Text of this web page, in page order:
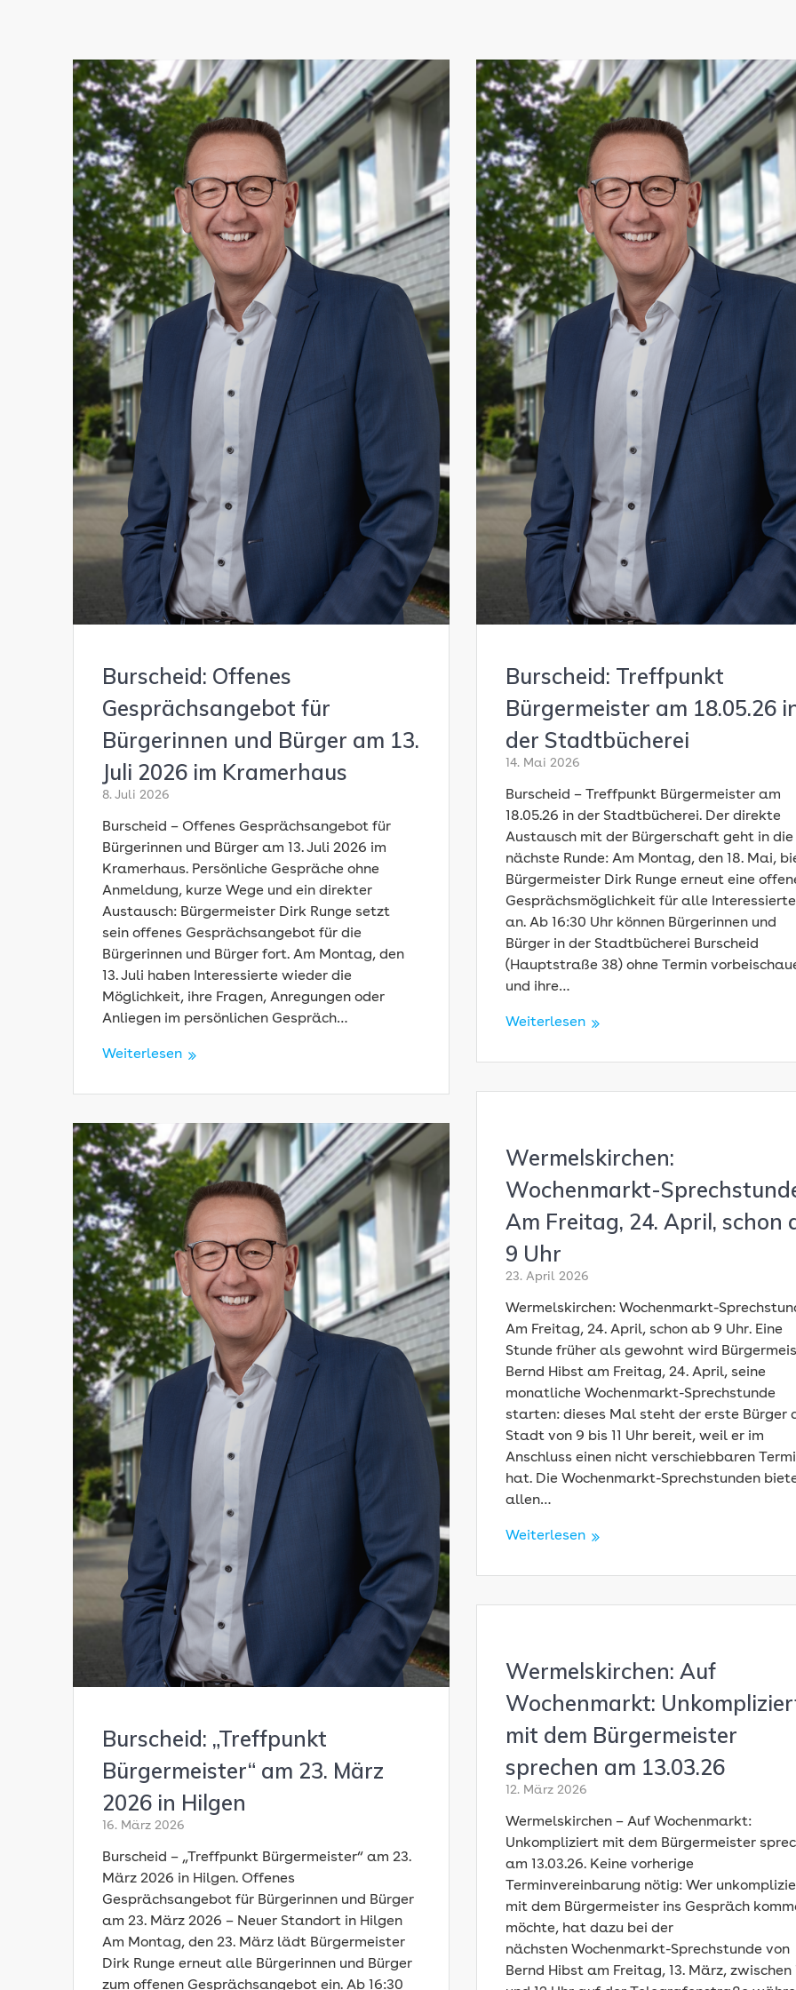
Burscheid: Offenes
Gesprächsangebot für
Bürgerinnen und Bürger am 13.
Juli 2026 im Kramerhaus
8. Juli 2026
Burscheid – Offenes Gesprächsangebot für
Bürgerinnen und Bürger am 13. Juli 2026 im
Kramerhaus. Persönliche Gespräche ohne
Anmeldung, kurze Wege und ein direkter
Austausch: Bürgermeister Dirk Runge setzt
sein offenes Gesprächsangebot für die
Bürgerinnen und Bürger fort. Am Montag, den
13. Juli haben Interessierte wieder die
Möglichkeit, ihre Fragen, Anregungen oder
Anliegen im persönlichen Gespräch…
Weiterlesen
Burscheid: Treffpunkt
Bürgermeister am 18.05.26
der Stadtbücherei
14. Mai 2026
Burscheid – Treffpunkt Bürgermeister am
18.05.26 in der Stadtbücherei. Der direkte
Austausch mit der Bürgerschaft geht in die
nächste Runde: Am Montag, den 18. Mai,
Bürgermeister Dirk Runge erneut eine
Gesprächsmöglichkeit für alle
an. Ab 16:30 Uhr können Bürgerinnen und
Bürger in der Stadtbücherei Burscheid
(Hauptstraße 38) ohne Termin
und ihre…
Weiterlesen
Wermelskirchen:
Wochenmarkt-
Am Freitag, 24. April, schon
9 Uhr
23. April 2026
Wermelskirchen: Wochenmarkt-
Am Freitag, 24. April, schon ab 9 Uhr. Eine
Stunde früher als gewohnt wird
Bernd Hibst am Freitag, 24. April, seine
monatliche Wochenmarkt-Sprechstunde
starten: dieses Mal steht der erste Bürger
Stadt von 9 bis 11 Uhr bereit, weil er im
Anschluss einen nicht verschiebbaren
hat. Die Wochenmarkt-Sprechstunden
allen…
Weiterlesen
Burscheid: „Treffpunkt
Bürgermeister“ am 23. März
2026 in Hilgen
16. März 2026
Burscheid – „Treffpunkt Bürgermeister“ am 23.
März 2026 in Hilgen. Offenes
Gesprächsangebot für Bürgerinnen und Bürger
am 23. März 2026 – Neuer Standort in Hilgen
Am Montag, den 23. März lädt Bürgermeister
Dirk Runge erneut alle Bürgerinnen und Bürger
zum offenen Gesprächsangebot ein. Ab 16:30
Wermelskirchen: Auf
Wochenmarkt:
mit dem Bürgermeister
sprechen am 13.03.26
12. März 2026
Wermelskirchen – Auf Wochenmarkt:
Unkompliziert mit dem Bürgermeister
am 13.03.26. Keine vorherige
Terminvereinbarung nötig: Wer
mit dem Bürgermeister ins Gespräch
möchte, hat dazu bei der
nächsten Wochenmarkt-Sprechstunde von
Bernd Hibst am Freitag, 13. März, zwischen